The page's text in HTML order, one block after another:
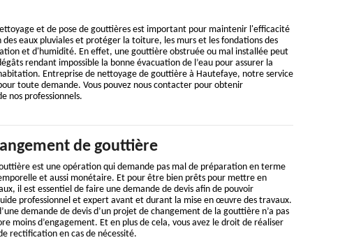
et de pose de gouttières est important pour maintenir l'efficacité
eaux pluviales et protéger la toiture, les murs et les fondations des
et d'humidité. En effet, une gouttière obstruée ou mal installée peut
rendant impossible la bonne évacuation de l’eau pour assurer la
Entreprise de nettoyage de gouttière à Hautefaye, notre service
toute demande. Vous pouvez nous contacter pour obtenir
nos professionnels.
de gouttière
est une opération qui demande pas mal de préparation en terme
et aussi monétaire. Et pour être bien prêts pour mettre en
il est essentiel de faire une demande de devis afin de pouvoir
professionnel et expert avant et durant la mise en œuvre des travaux.
demande de devis d’un projet de changement de la gouttière n’a pas
moins d’engagement. Et en plus de cela, vous avez le droit de réaliser
rectification en cas de nécessité.